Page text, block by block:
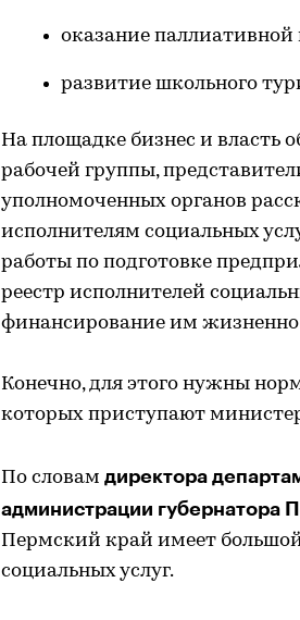
оказание
развитие школьного
На площадке бизнес и власть
рабочей группы,
уполномоченных органов
исполнителям социальных
работы по подготовке
реестр исполнителей
финансирование им
Конечно, для этого нужны
которых приступают
По словам директора
администрации губернатора
Пермский край имеет
социальных услуг.